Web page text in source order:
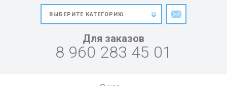
Для заказов
8 960 283 45 01